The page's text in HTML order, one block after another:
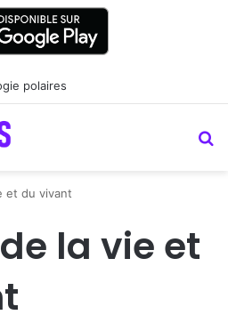
polaires
et du vivant
la vie et